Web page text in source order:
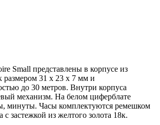
Small представлены в корпусе из
размером 31 x 23 х 7 мм и
до 30 метров. Внутри корпуса
механизм. На белом циферблате
минуты. Часы комплектуются ремешком
с застежкой из желтого золота 18к.